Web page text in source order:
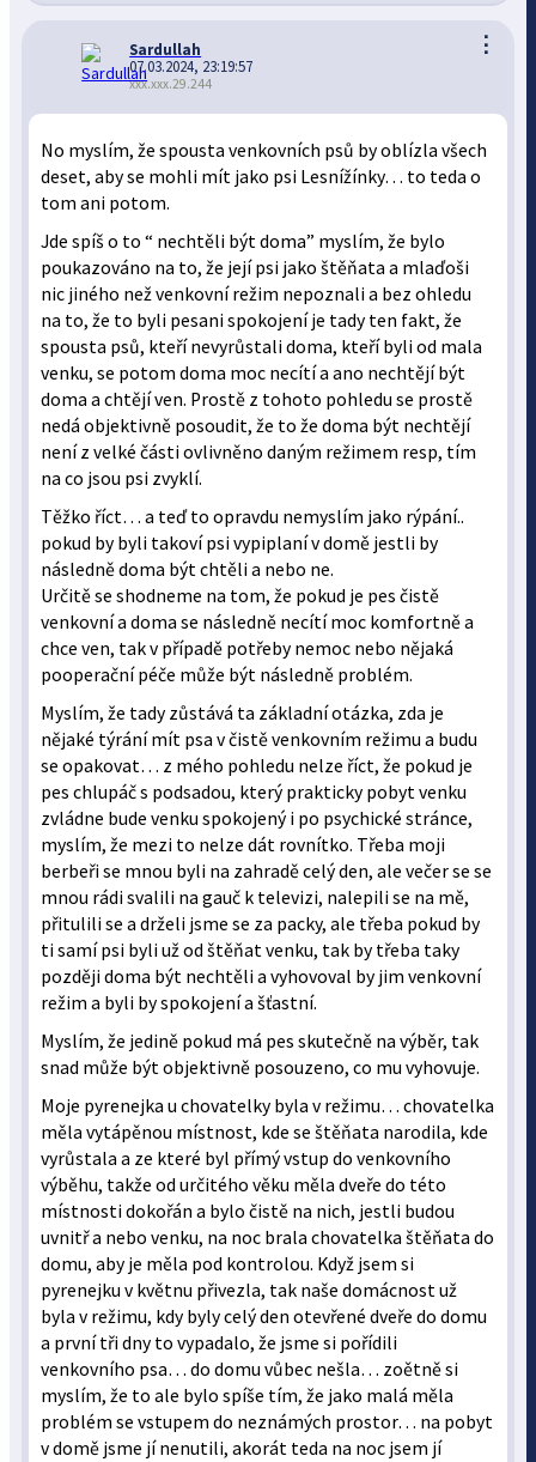
⋮
Sardullah
07.03.2024, 23:19:57
xxx.xxx.29.244
No myslím, že spousta venkovních psů by oblízla všech
deset, aby se mohli mít jako psi Lesnížínky… to teda o
tom ani potom.
Jde spíš o to “ nechtěli být doma” myslím, že bylo
poukazováno na to, že její psi jako štěňata a mlaďoši
nic jiného než venkovní režim nepoznali a bez ohledu
na to, že to byli pesani spokojení je tady ten fakt, že
spousta psů, kteří nevyrůstali doma, kteří byli od mala
venku, se potom doma moc necítí a ano nechtějí být
doma a chtějí ven. Prostě z tohoto pohledu se prostě
nedá objektivně posoudit, že to že doma být nechtějí
není z velké části ovlivněno daným režimem resp, tím
na co jsou psi zvyklí.
Těžko říct… a teď to opravdu nemyslím jako rýpání..
pokud by byli takoví psi vypiplaní v domě jestli by
následně doma být chtěli a nebo ne.
Určitě se shodneme na tom, že pokud je pes čistě
venkovní a doma se následně necítí moc komfortně a
chce ven, tak v případě potřeby nemoc nebo nějaká
pooperační péče může být následně problém.
Myslím, že tady zůstává ta základní otázka, zda je
nějaké týrání mít psa v čistě venkovním režimu a budu
se opakovat… z mého pohledu nelze říct, že pokud je
pes chlupáč s podsadou, který prakticky pobyt venku
zvládne bude venku spokojený i po psychické stránce,
myslím, že mezi to nelze dát rovnítko. Třeba moji
berbeři se mnou byli na zahradě celý den, ale večer se se
mnou rádi svalili na gauč k televizi, nalepili se na mě,
přitulili se a drželi jsme se za packy, ale třeba pokud by
ti samí psi byli už od štěňat venku, tak by třeba taky
později doma být nechtěli a vyhovoval by jim venkovní
režim a byli by spokojení a šťastní.
Myslím, že jedině pokud má pes skutečně na výběr, tak
snad může být objektivně posouzeno, co mu vyhovuje.
Moje pyrenejka u chovatelky byla v režimu… chovatelka
měla vytápěnou místnost, kde se štěňata narodila, kde
vyrůstala a ze které byl přímý vstup do venkovního
výběhu, takže od určitého věku měla dveře do této
místnosti dokořán a bylo čistě na nich, jestli budou
uvnitř a nebo venku, na noc brala chovatelka štěňata do
domu, aby je měla pod kontrolou. Když jsem si
pyrenejku v květnu přivezla, tak naše domácnost už
byla v režimu, kdy byly celý den otevřené dveře do domu
a první tři dny to vypadalo, že jsme si pořídili
venkovního psa… do domu vůbec nešla… zoětně si
myslím, že to ale bylo spíše tím, že jako malá měla
problém se vstupem do neznámých prostor… na pobyt
v domě jsme jí nenutili, akorát teda na noc jsem jí